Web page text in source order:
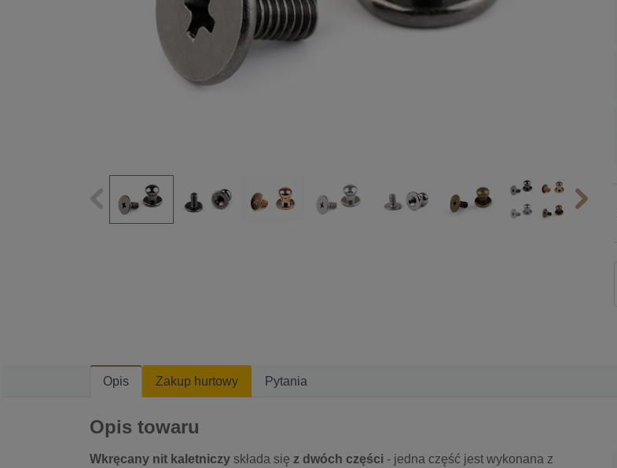
Opis Zakup hurtowy Pytania
Opis towaru
Wkręcany nit kaletniczy składa się z dwóch części - jedna część jest wykonana z